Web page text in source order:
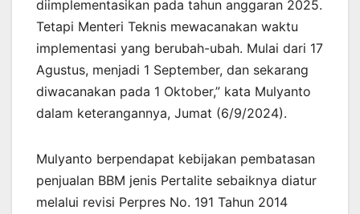
diimplementasikan pada tahun anggaran 2025.
Tetapi Menteri Teknis mewacanakan waktu
implementasi yang berubah-ubah. Mulai dari 17
Agustus, menjadi 1 September, dan sekarang
diwacanakan pada 1 Oktober,” kata Mulyanto
dalam keterangannya, Jumat (6/9/2024).
Mulyanto berpendapat kebijakan pembatasan
penjualan BBM jenis Pertalite sebaiknya diatur
melalui revisi Perpres No. 191 Tahun 2014